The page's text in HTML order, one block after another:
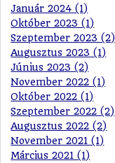
Január 2024 (1)
Október 2023 (1)
Szeptember 2023 (2)
Augusztus 2023 (1)
Június 2023 (2)
November 2022 (1)
Október 2022 (1)
Szeptember 2022 (2)
Augusztus 2022 (2)
November 2021 (1)
Március 2021 (1)